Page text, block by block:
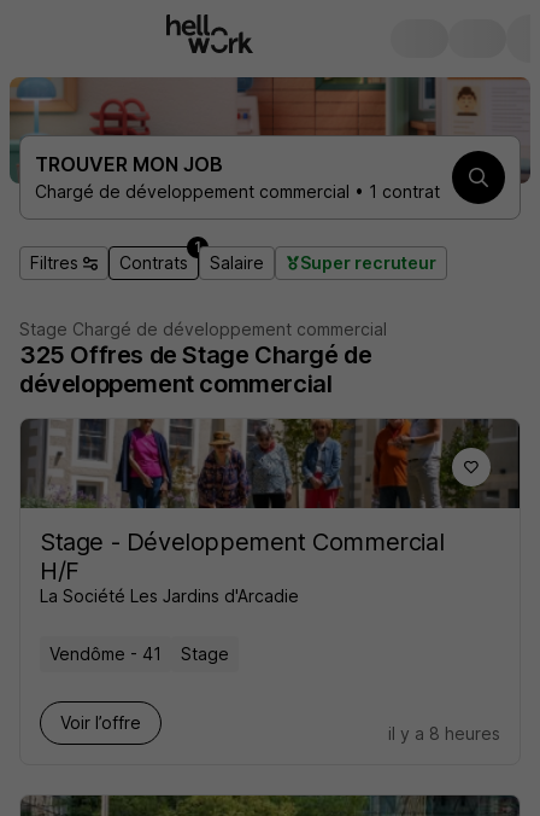
TROUVER MON JOB
Chargé de développement commercial • 1 contrat
Filtres Contrats
1
Salaire Super recruteur
Stage Chargé de développement commercial
325 Offres de Stage Chargé de
développement commercial
Stage - Développement Commercial
H/F
La Société Les Jardins d'Arcadie
Vendôme - 41 Stage
Voir l’offre
il y a 8 heures